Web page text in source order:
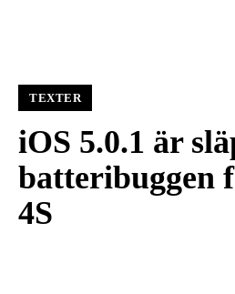
TEXTER
iOS 5.0.1 är
batteribuggen
4S